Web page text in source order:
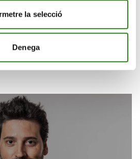
la selecció
Denega
frenar la oleada de ventas en